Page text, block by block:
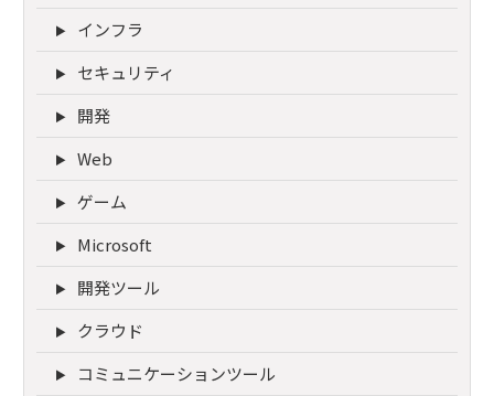
インフラ
セキュリティ
開発
Web
ゲーム
Microsoft
開発ツール
クラウド
コミュニケーションツール